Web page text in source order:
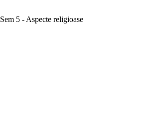
Sem 5 - Aspecte religioase